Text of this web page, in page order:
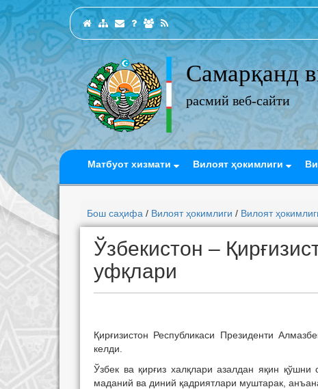
Самарқанд
расмий веб-сайти
Матбуот хизмати Вилоят ҳокимлиги
Бош саҳифа / Вилоят ҳокимлиги / Вилоят
Ўзбекистон –
уфқлари
Қирғизистон Республикаси Президенти
келди.
Ўзбек ва қирғиз халқлари азалдан яқин қўшни
маданий ва диний қадриятлари муштарак,